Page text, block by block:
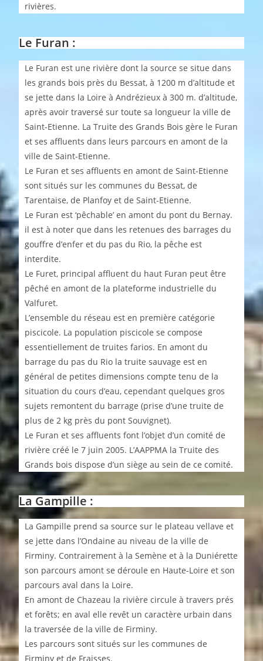
rivières.
Le Furan :
Le Furan est une rivière dont la source se situe dans
les grands bois près du Bessat, à 1200 m d’altitude et
se jette dans la Loire à Andrézieux à 300 m. d’altitude,
après avoir traversé sur toute sa longueur la ville de
Saint-Etienne. La Truite des Grands Bois gère le Furan
et ses affluents dans leurs parcours en amont de la
ville de Saint-Etienne.
Le Furan et ses affluents en amont de Saint-Etienne
sont situés sur les communes du Bessat, de
Tarentaise, de Planfoy et de Saint-Etienne.
Le Furan est ‘pêchable’ en amont du pont du Bernay.
il est à noter que dans les retenues des barrages du
gouffre d’enfer et du pas du Rio, la pêche est
interdite.
Le Furet, principal affluent du haut Furan peut être
pêché en amont de la plateforme industrielle du
Valfuret.
L’ensemble du réseau est en première catégorie
piscicole. La population piscicole se compose
essentiellement de truites farios. En amont du
barrage du pas du Rio la truite sauvage est en
général de petites dimensions compte tenu de la
situation du cours d’eau, cependant quelques gros
sujets remontent du barrage (prise d’une truite de
plus de 2 kg près du pont Souvignet).
Le Furan et ses affluents font l’objet d’un comité de
rivière créé le 7 juin 2005. L’AAPPMA la Truite des
Grands bois dispose d’un siège au sein de ce comité.
La Gampille :
La Gampille prend sa source sur le plateau vellave et
se jette dans l’Ondaine au niveau de la ville de
Firminy. Contrairement à la Semène et à la Duniérette
son parcours amont se déroule en Haute-Loire et son
parcours aval dans la Loire.
En amont de Chazeau la rivière circule à travers prés
et forêts; en aval elle revêt un caractère urbain dans
la traversée de la ville de Firminy.
Les parcours sont situés sur les communes de
Firminy et de Fraisses.